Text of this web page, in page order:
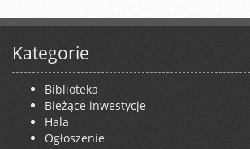
Kategorie
Biblioteka
Bieżące inwestycje
Hala
Ogłoszenie